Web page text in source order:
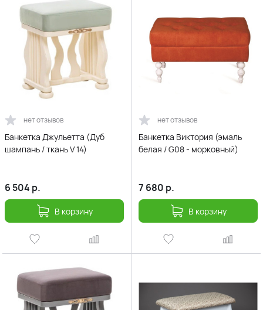
нет отзывов
Банкетка Джульетта (Дуб
шампань / ткань V 14)
6 504 р.
В корзину
нет отзывов
Банкетка Виктория (эмаль
белая / G08 - морковный)
7 680 р.
В корзину